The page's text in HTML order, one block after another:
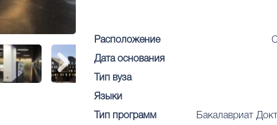
Расположение
Дата основания
Тип вуза
Языки
Тип программ Бакалавриат